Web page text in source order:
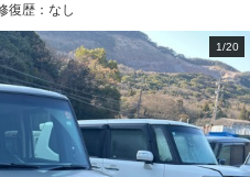
復歴： なし
1/20